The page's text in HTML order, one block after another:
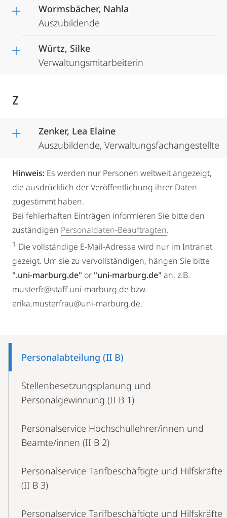
Wormsbächer, Nahla
Auszubildende
Würtz, Silke
Verwaltungsmitarbeiterin
Z
Zenker, Lea Elaine
Auszubildende, Verwaltungsfachangestellte
Hinweis: Es werden nur Personen weltweit angezeigt,
die ausdrücklich der Veröffentlichung ihrer Daten
zugestimmt haben.
Bei fehlerhaften Einträgen informieren Sie bitte den
zuständigen Personaldaten-Beauftragten.
1 Die vollständige E-Mail-Adresse wird nur im Intranet
gezeigt. Um sie zu vervollständigen, hängen Sie bitte
".uni-marburg.de" or "uni-marburg.de" an, z.B.
musterfr@staff.uni-marburg.de bzw.
erika.musterfrau@uni-marburg.de.
NavigationPersonalabteilung (II B)
Stellenbesetzungsplanung und
Personalgewinnung (II B 1)
Personalservice Hochschullehrer/innen und
Beamte/innen (II B 2)
Personalservice Tarifbeschäftigte und Hilfskräfte
(II B 3)
Personalservice Tarifbeschäftigte und Hilfskräfte